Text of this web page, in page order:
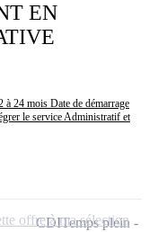
EN
à 24 mois Date de démarrage
le service Administratif et
CDITemps plein
offre à ma sélection